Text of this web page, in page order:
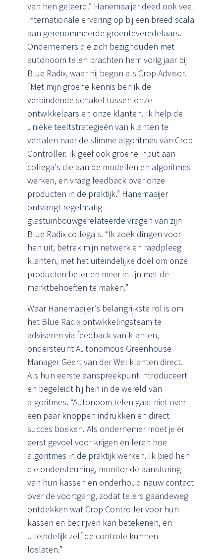
van hen geleerd.” Hanemaaijer deed ook veel
internationale ervaring op bij een breed scala
aan gerenommeerde groenteveredelaars.
Ondernemers die zich bezighouden met
autonoom telen brachten hem vorig jaar bij
Blue Radix, waar hij begon als Crop Advisor.
“Met mijn groene kennis ben ik de
verbindende schakel tussen onze
ontwikkelaars en onze klanten. Ik help de
unieke teeltstrategieën van klanten te
vertalen naar de slimme algoritmes van Crop
Controller. Ik geef ook groene input aan
collega's die aan de modellen en algoritmes
werken, en vraag feedback over onze
producten in de praktijk.” Hanemaaijer
ontvangt regelmatig
glastuinbouwgerelateerde vragen van zijn
Blue Radix collega's. “Ik zoek dingen voor
hen uit, betrek mijn netwerk en raadpleeg
klanten, met het uiteindelijke doel om onze
producten beter en meer in lijn met de
marktbehoeften te maken.”
Waar Hanemaaijer’s belangrijkste rol is om
het Blue Radix ontwikkelingsteam te
adviseren via feedback van klanten,
ondersteunt Autonomous Greenhouse
Manager Geert van der Wel klanten direct.
Als hun eerste aanspreekpunt introduceert
en begeleidt hij hen in de wereld van
algoritmes. “Autonoom telen gaat niet over
een paar knoppen indrukken en direct
succes boeken. Als ondernemer moet je er
eerst gevoel voor krijgen en leren hoe
algoritmes in de praktijk werken. Ik bied hen
die ondersteuning, monitor de aansturing
van hun kassen en onderhoud nauw contact
over de voortgang, zodat telers gaandeweg
ontdekken wat Crop Controller voor hun
kassen en bedrijven kan betekenen, en
uiteindelijk zelf de controle kunnen
loslaten.”